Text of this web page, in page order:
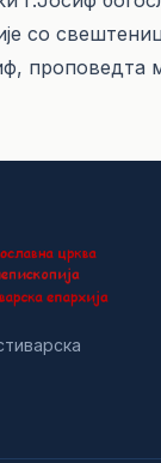
со
проповедта